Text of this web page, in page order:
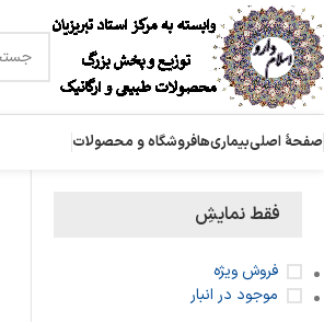
صفحۀ اصلیبیماری‌هافروشگاه و محصولات
فقط نمایشِ
فروش ویژه
موجود در انبار